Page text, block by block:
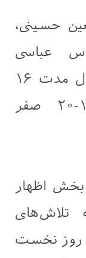
حسینی،
عباسی
دستاوردهای خود را در طول مدت ۱۶
مرداد-۴ شهریور ۱۴۰۳(۱-۲۰ صفر
اظهار
روز نخست